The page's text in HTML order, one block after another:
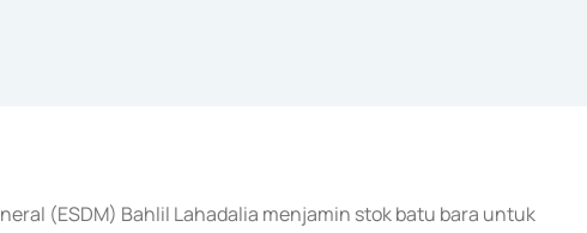
(ESDM) Bahlil Lahadalia menjamin stok batu bara untuk